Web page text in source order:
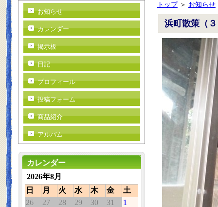
トップ＞ お知らせ
浜町散策（
お知らせ
カレンダー
掲示板
日記
プロフィール
投稿フォーム
商品紹介
アルバム
カレンダー
2026年8月
日
月 火 水 木 金
土
26
27 28 29 30 31
1